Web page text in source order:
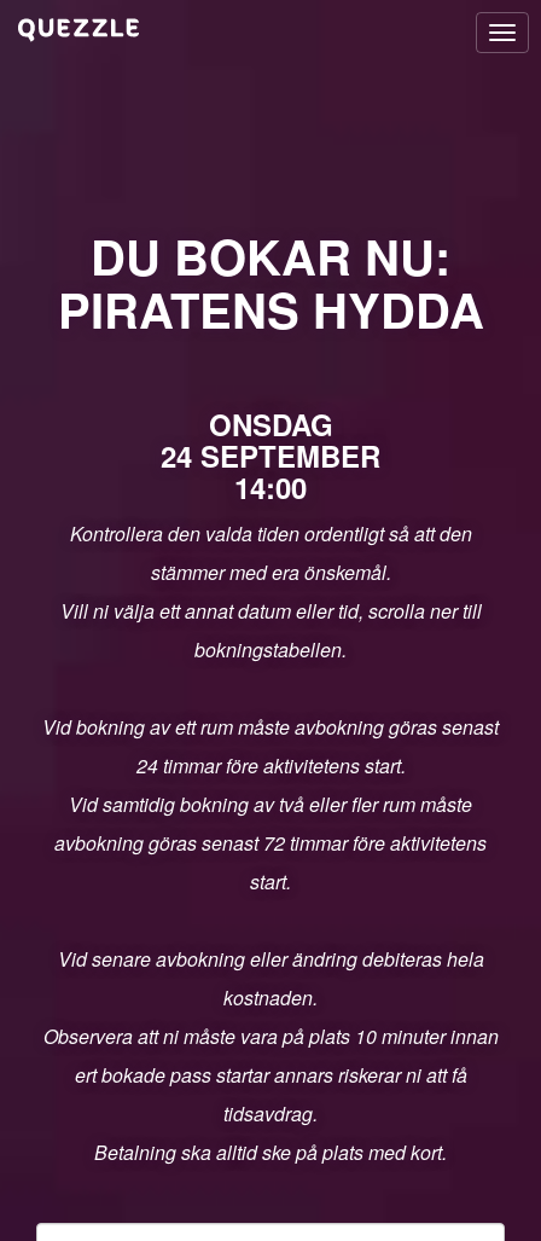
DU BOKAR NU:
PIRATENS HYDDA
ONSDAG
24 SEPTEMBER
14:00
Kontrollera den valda tiden ordentligt så att den
stämmer med era önskemål.
Vill ni välja ett annat datum eller tid, scrolla ner till
bokningstabellen.
Vid bokning av ett rum måste avbokning göras senast
24 timmar före aktivitetens start.
Vid samtidig bokning av två eller fler rum måste
avbokning göras senast 72 timmar före aktivitetens
start.
Vid senare avbokning eller ändring debiteras hela
kostnaden.
Observera att ni måste vara på plats 10 minuter innan
ert bokade pass startar annars riskerar ni att få
tidsavdrag.
Betalning ska alltid ske på plats med kort.